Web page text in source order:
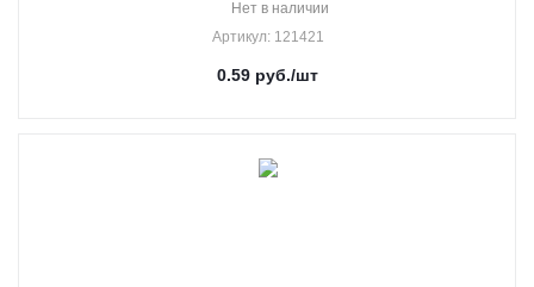
Нет в наличии
Артикул: 121421
0.59 руб./шт